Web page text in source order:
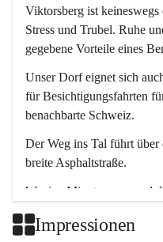
Viktorsberg ist
Stress und Trubel. Ruhe
gegebene Vorteile eines
Unser Dorf eignet sich
für Besichtigungsfahrten
benachbarte Schweiz.
Der Weg ins Tal führt über
breite Asphaltstraße.
Wenige Minuten nur, und
Impressionen